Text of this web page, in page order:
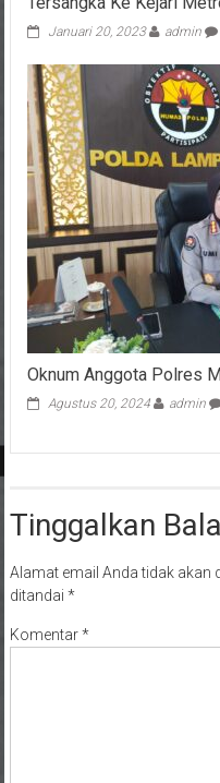
Januari 20, 2023 admin
Oknum Anggota Polres
Agustus 20, 2024 admin
Tinggalkan
Alamat email Anda tidak akan
ditandai *
Komentar*